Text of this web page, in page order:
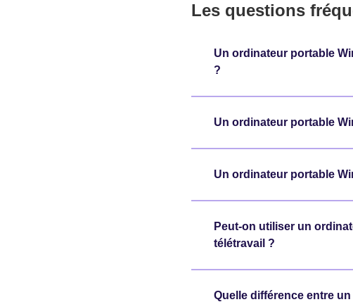
Les questions
Un ordinateur portable
?
Un ordinateur portable
Un ordinateur portable
Peut-on utiliser un
télétravail ?
Quelle différence entre